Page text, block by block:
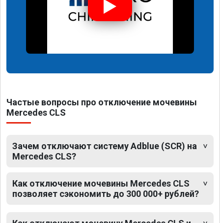
Частые вопросы про отключение мочевины
Mercedes CLS
Зачем отключают систему Adblue (SCR) на
Mercedes CLS?
Как отключение мочевины Mercedes CLS
позволяет сэкономить до 300 000+ рублей?